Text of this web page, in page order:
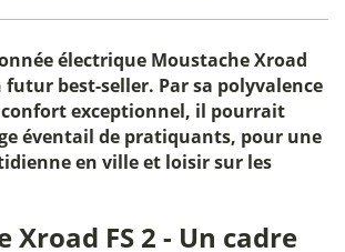
électrique Moustache Xroad
best-seller. Par sa polyvalence
exceptionnel, il pourrait
éventail de pratiquants, pour une
en ville et loisir sur les
Xroad FS 2 - Un cadre